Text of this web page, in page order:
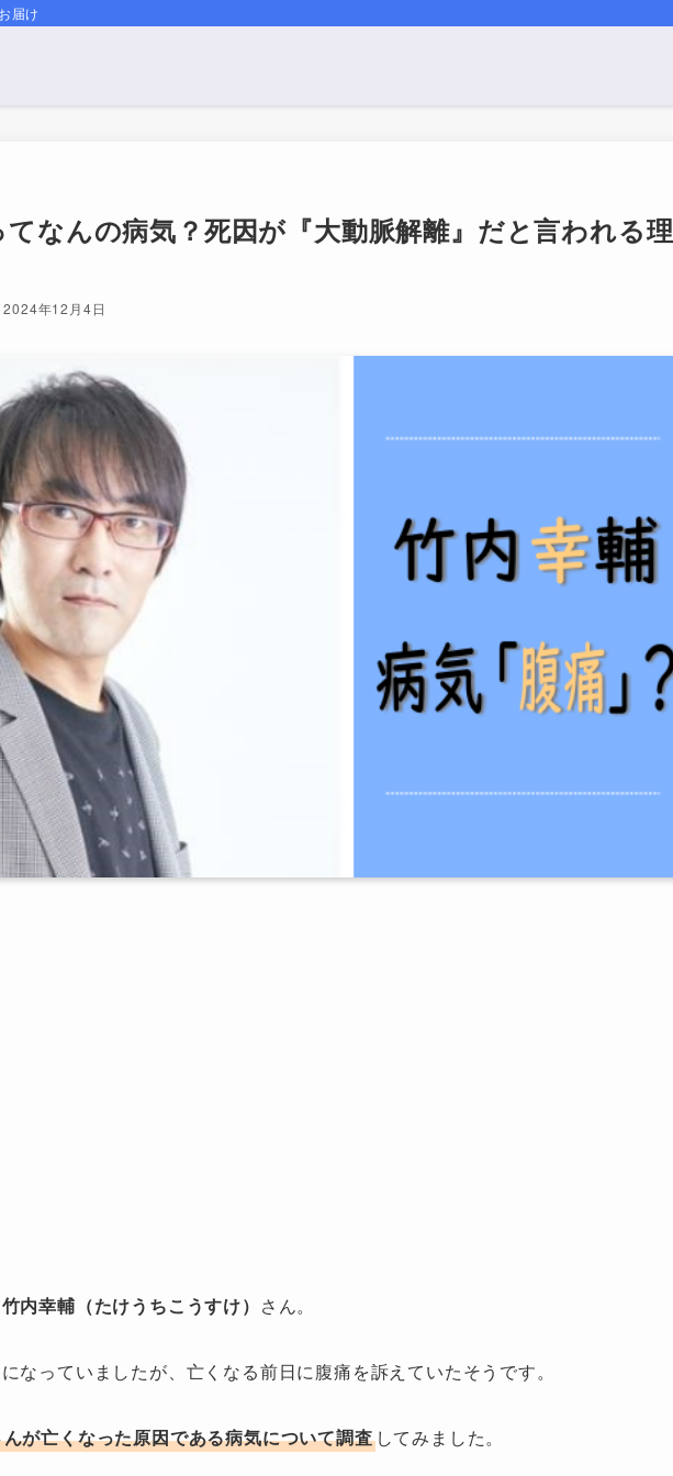
届け
てなんの病気？死因が『大動脈解離』だと言われる理
2024年12月4日
竹内幸輔（たけうちこうすけ） さん。
なっていましたが、亡くなる前日に腹痛を訴えていたそうです。
が亡くなった原因である病気について調査してみました。